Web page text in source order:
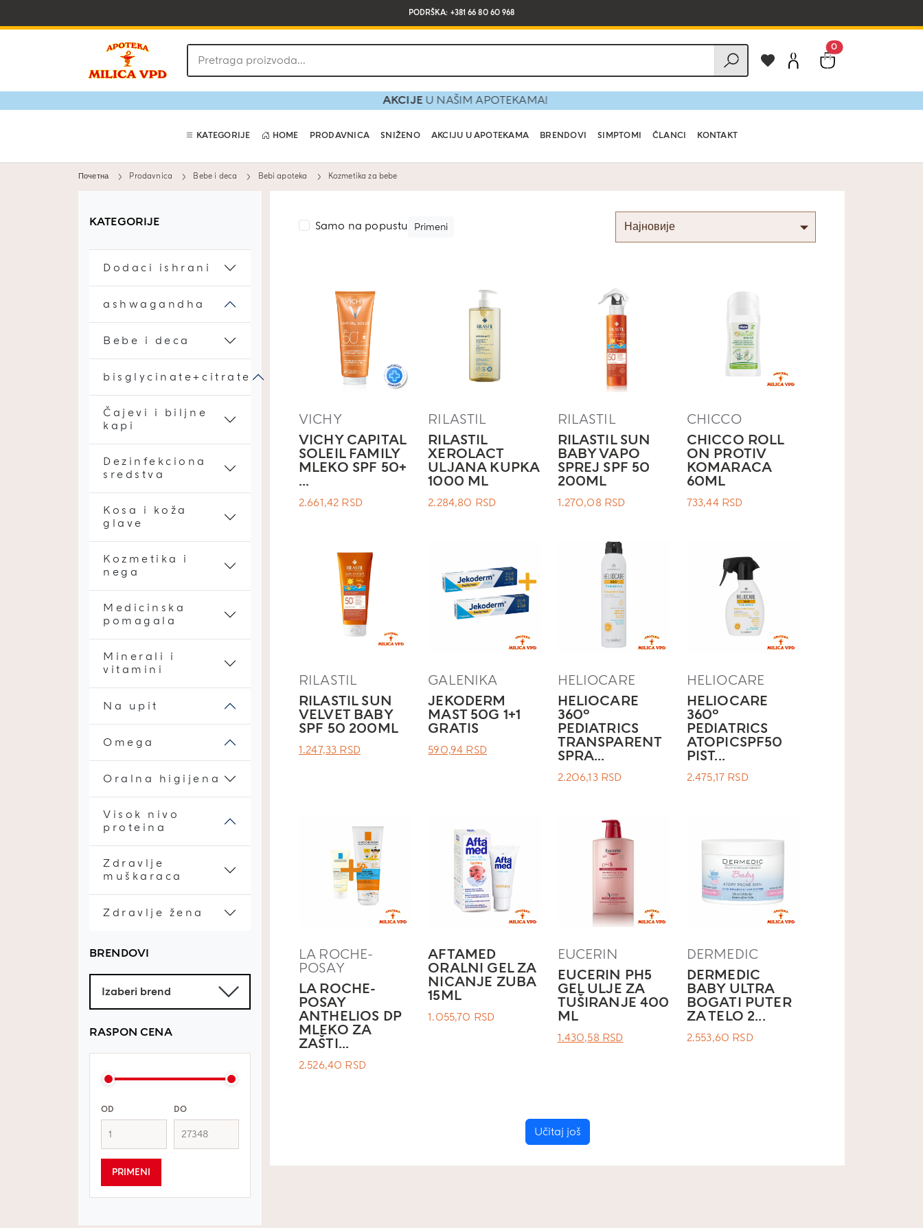
PODRŠKA: +381 66 80 60 968
Pretraga
proizvoda
0
AKCIJEU NAŠIM APOTEKAMA!
KATEGORIJE HOME PRODAVNICA SNIŽENO AKCIJU U APOTEKAMA BRENDOVI SIMPTOMI ČLANCI KONTAKT
Почетна Prodavnica Bebe i deca Bebi apoteka Kozmetika za bebe
KATEGORIJE
Dodaci ishrani
ashwagandha
Bebe i deca
bisglycinate+citrate
Čajevi i biljne
kapi
Dezinfekciona
sredstva
Kosa i koža
glave
Kozmetika i
nega
Medicinska
pomagala
Minerali i
vitamini
Na upit
Omega
Oralna higijena
Visok nivo
proteina
Zdravlje
muškaraca
Zdravlje žena
BRENDOVI
RASPON CENA
OD DO
PRIMENI
Samo na popustu Primeni
VICHY
VICHY CAPITAL
SOLEIL FAMILY
MLEKO SPF 50+
...
2.661,42 RSD
RILASTIL
RILASTIL
XEROLACT
ULJANA KUPKA
1000 ML
2.284,80 RSD
RILASTIL
RILASTIL SUN
BABY VAPO
SPREJ SPF 50
200ML
1.270,08 RSD
CHICCO
CHICCO ROLL
ON PROTIV
KOMARACA
60ML
733,44 RSD
RILASTIL
RILASTIL SUN
VELVET BABY
SPF 50 200ML
ОРИГИНАЛНА
1.247,33 RSDТРЕНУТНА
GALENIKA
JEKODERM
MAST 50G 1+1
GRATIS
ОРИГИНАЛНА
590,94 RSDТРЕНУТНА
HELIOCARE
HELIOCARE
360º
PEDIATRICS
TRANSPARENT
SPRA...
2.206,13 RSD
HELIOCARE
HELIOCARE
360º
PEDIATRICS
ATOPICSPF50
PIST...
2.475,17 RSD
LA ROCHE-
POSAY
LA ROCHE-
POSAY
ANTHELIOS DP
MLEKO ZA
ZAŠTI...
2.526,40 RSD
AFTAMED
ORALNI GEL ZA
NICANJE ZUBA
15ML
1.055,70 RSD
EUCERIN
EUCERIN PH5
GEL ULJE ZA
TUŠIRANJE 400
ML
ОРИГИНАЛНА
1.430,58 RSDТРЕНУТНА
DERMEDIC
DERMEDIC
BABY ULTRA
BOGATI PUTER
ZA TELO 2...
2.553,60 RSD
Učitaj još